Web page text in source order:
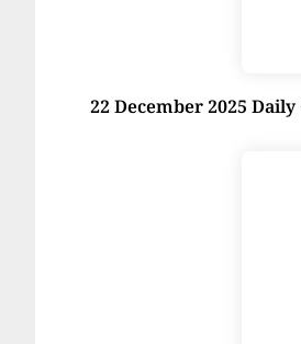
22 December 2025